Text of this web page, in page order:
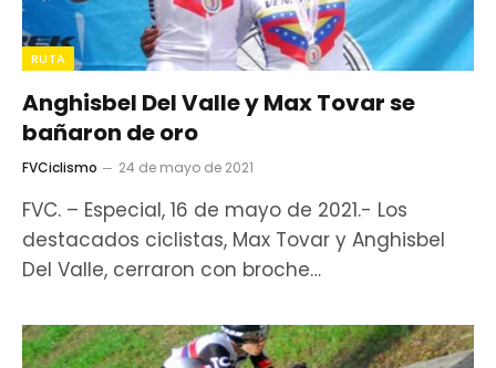
RUTA
Anghisbel Del Valle y Max Tovar se
bañaron de oro
FVCiclismo 24 de mayo de 2021
FVC. – Especial, 16 de mayo de 2021.- Los
destacados ciclistas, Max Tovar y Anghisbel
Del Valle, cerraron con broche…